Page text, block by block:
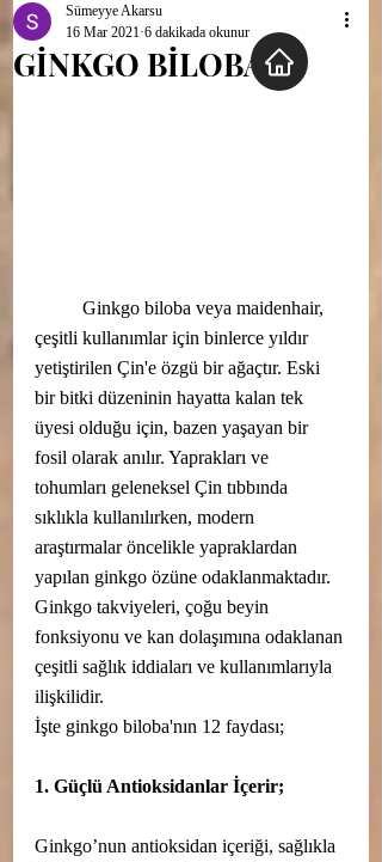
GİNKGO BİLOBA
Sümeyye Akarsu
16 Mar 2021 6 dakikada okunur
çeşitli kullanımlar için binlerce yıldır
yetiştirilen Çin'e özgü bir ağaçtır. Eski
bir bitki düzeninin hayatta kalan tek
üyesi olduğu için, bazen yaşayan bir
fosil olarak anılır. Yaprakları ve
tohumları geleneksel Çin tıbbında
sıklıkla kullanılırken, modern
araştırmalar öncelikle yapraklardan
yapılan ginkgo özüne odaklanmaktadır.
Ginkgo takviyeleri, çoğu beyin
fonksiyonu ve kan dolaşımına odaklanan
çeşitli sağlık iddiaları ve kullanımlarıyla
ilişkilidir.
İşte ginkgo biloba'nın 12 faydası;
1. Güçlü Antioksidanlar İçerir;
Ginkgo’nun antioksidan içeriği, sağlıkla